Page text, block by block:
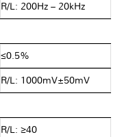
R/L: 200Hz – 20kHz
≤0.5%
R/L: 1000mV±50mV
R/L: ≥40